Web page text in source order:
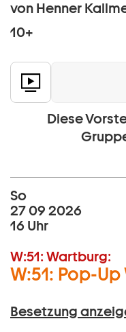
von Henner
10+
Diese
So
27 09 2026
16 Uhr
W:51: Wartburg:
W:51: Pop-
Besetzung